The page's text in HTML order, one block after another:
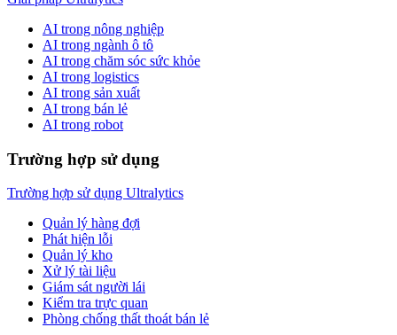
AI trong nông nghiệp
AI trong ngành ô tô
AI trong chăm sóc sức khỏe
AI trong logistics
AI trong sản xuất
AI trong bán lẻ
AI trong robot
Trường hợp sử dụng
Trường hợp sử dụng Ultralytics
Quản lý hàng đợi
Phát hiện lỗi
Quản lý kho
Xử lý tài liệu
Giám sát người lái
Kiểm tra trực quan
Phòng chống thất thoát bán lẻ